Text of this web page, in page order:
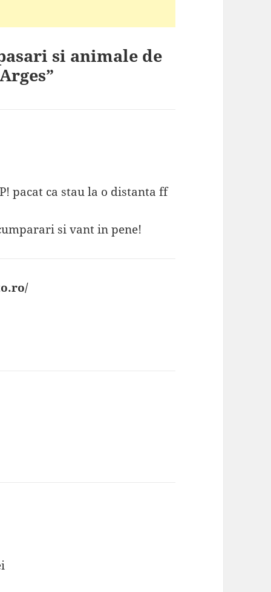
si animale de
pacat ca stau la o distanta ff
si vant in pene!
spune: